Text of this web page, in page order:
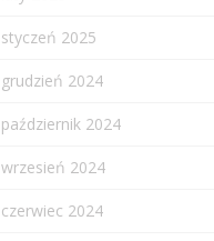
styczeń 2025
grudzień 2024
październik 2024
wrzesień 2024
czerwiec 2024